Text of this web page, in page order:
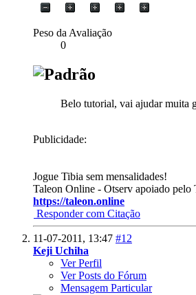
Peso da Avaliação
0
Belo tutorial, vai ajudar muita
Publicidade:
Jogue Tibia sem mensalidades!
Taleon Online - Otserv apoiado pelo
https://taleon.online
Responder com Citação
11-07-2011, 13:47 #12
Keji Uchiha
Ver Perfil
Ver Posts do Fórum
Mensagem Particular